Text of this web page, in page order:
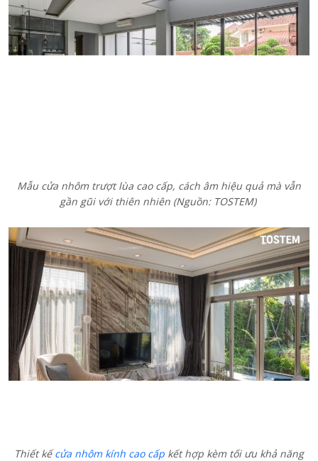
Mẫu cửa nhôm trượt lùa cao cấp, cách âm hiệu quả mà vẫn
gần gũi với thiên nhiên (Nguồn: TOSTEM)
Thiết kếcửa nhôm kính cao cấp kết hợp kèm tối ưu khả năng